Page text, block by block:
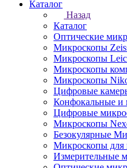
Каталог
Назад
Каталог
Оптические
Микроскопы
Микроскопы
Микроскопы
Микроскопы
Цифровые
Конфокальные и
Цифровые
Микроскопы
Безокулярные
Микроскопы для
Измерительные